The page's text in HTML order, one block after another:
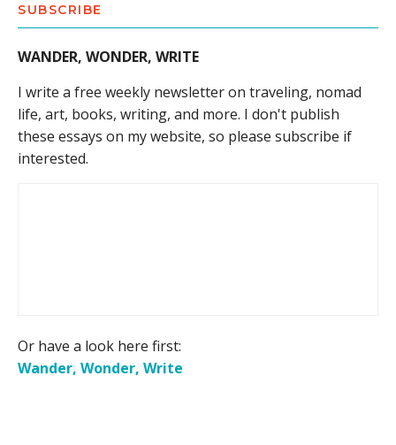
SUBSCRIBE
WANDER, WONDER, WRITE
I write a free weekly newsletter on traveling, nomad
life, art, books, writing, and more. I don't publish
these essays on my website, so please subscribe if
interested.
Or have a look here first:
Wander, Wonder, Write